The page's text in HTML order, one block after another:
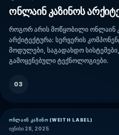
ონლაინ კაზინოს
როგორ არის მოწყობილი ონლაინ
არქიტექტურა: სერვერის
მოდულები, საგადახდო
გამოყენებული ტექნოლოგიები.
03
ᲝᲜᲚᲐᲘᲜ ᲙᲐᲖᲘᲜᲝ (WEITH LABEL)
ივნისი 28, 2025